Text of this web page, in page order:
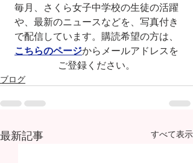
毎月、さくら女子中学校の生徒の活躍
や、最新のニュースなどを、写真付き
で配信しています。購読希望の方は、
こちらのページからメールアドレスを
ご登録ください。
ブログ
最新記事 すべて表示